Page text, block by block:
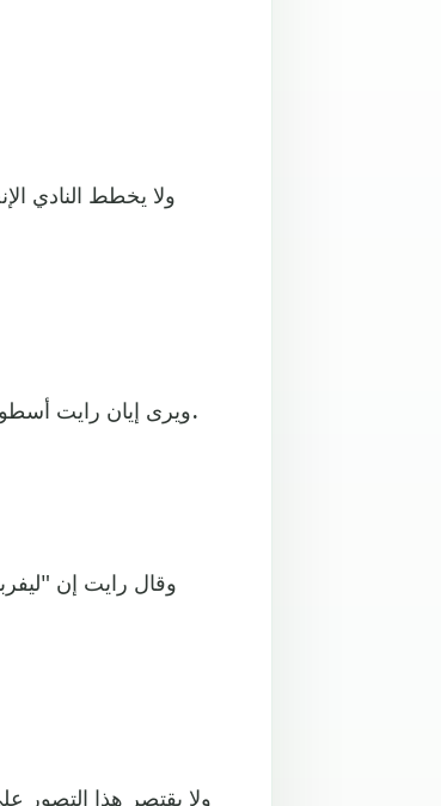
ولا يخطط النادي
ويرى إيان رايت أسطورة نادي أرسنال الإنجليزي، أن صلاح سيرحل عن "أنفيلد" معقل ليفربول.
وقال رايت إن
ولا يقتصر هذا